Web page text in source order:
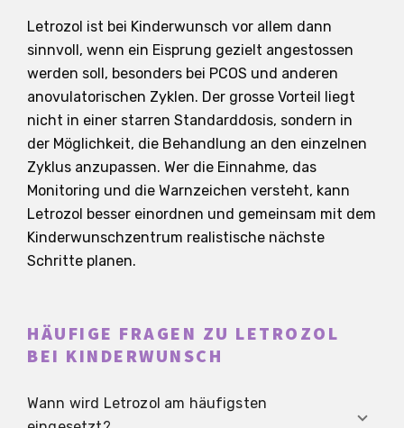
Letrozol ist bei Kinderwunsch vor allem dann
sinnvoll, wenn ein Eisprung gezielt angestossen
werden soll, besonders bei PCOS und anderen
anovulatorischen Zyklen. Der grosse Vorteil liegt
nicht in einer starren Standarddosis, sondern in
der Möglichkeit, die Behandlung an den einzelnen
Zyklus anzupassen. Wer die Einnahme, das
Monitoring und die Warnzeichen versteht, kann
Letrozol besser einordnen und gemeinsam mit dem
Kinderwunschzentrum realistische nächste
Schritte planen.
HÄUFIGE FRAGEN ZU LETROZOL
BEI KINDERWUNSCH
Wann wird Letrozol am häufigsten